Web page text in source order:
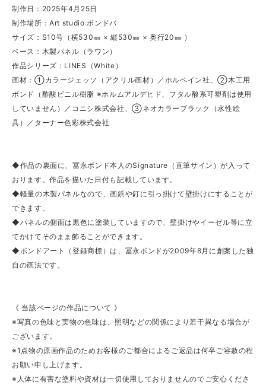
制作日：2025年4月25日
制作場所：Art studio ボンドバ
サイズ：S10号（横530㎜ × 縦530㎜ × 奥行20㎜ ）
ベース：木製パネル（ラワン）
作品シリーズ：LINES（White）
画材：①カラージェッソ（アクリル画材）／ホルベイン社、②木工用
ボンド（酢酸ビニル樹脂 ※ホルムアルデヒド、フタル酸系可塑剤は使用
していません）／コニシ株式会社、③ネオカラーブラック（水性絵
具）／ターナー色彩株式会社
◆作品の裏面に、冨永ボンド本人のSignature（直筆サイン）が入って
おります。作品を描いた日付も記載しています。
◆軽量の木製パネルなので、画鋲や釘に引っ掛けて壁掛けにすることが
できます。
◆パネルの側面は黒色に塗装していますので、壁掛けやイーゼル等に立
てかけてそのまま飾ることができます。
◆ボンドアート（登録商標）は、冨永ボンドが2009年8月に創案した独
自の画法です。
《 当該ページの作品について 》
※写真の色味と実物の色味は、照明などの関係により若干異なる場合が
ございます。
※1点物の原画作品のためお客様のご都合によるご返品は何卒ご容赦の程
お願い申し上げます。
※人体に有害な塗料や資材は一切使用しておりませんのでご安心くださ